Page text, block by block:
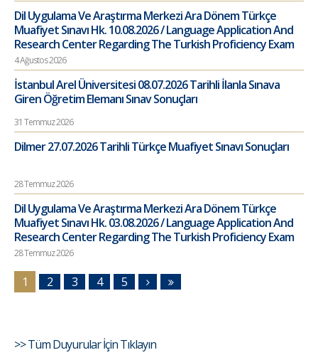
Dil Uygulama Ve Araştırma Merkezi Ara Dönem Türkçe
Muafiyet Sınavı Hk. 10.08.2026 / Language Application And
Research Center Regarding The Turkish Proficiency Exam
4 Ağustos 2026
İstanbul Arel Üniversitesi 08.07.2026 Tarihli İlanla Sınava
Giren Öğretim Elemanı Sınav Sonuçları
31 Temmuz 2026
Dilmer 27.07.2026 Tarihli Türkçe Muafiyet Sınavı Sonuçları
28 Temmuz 2026
Dil Uygulama Ve Araştırma Merkezi Ara Dönem Türkçe
Muafiyet Sınavı Hk. 03.08.2026 / Language Application And
Research Center Regarding The Turkish Proficiency Exam
28 Temmuz 2026
1 2 3 4 5
>> Tüm Duyurular İçin Tıklayın